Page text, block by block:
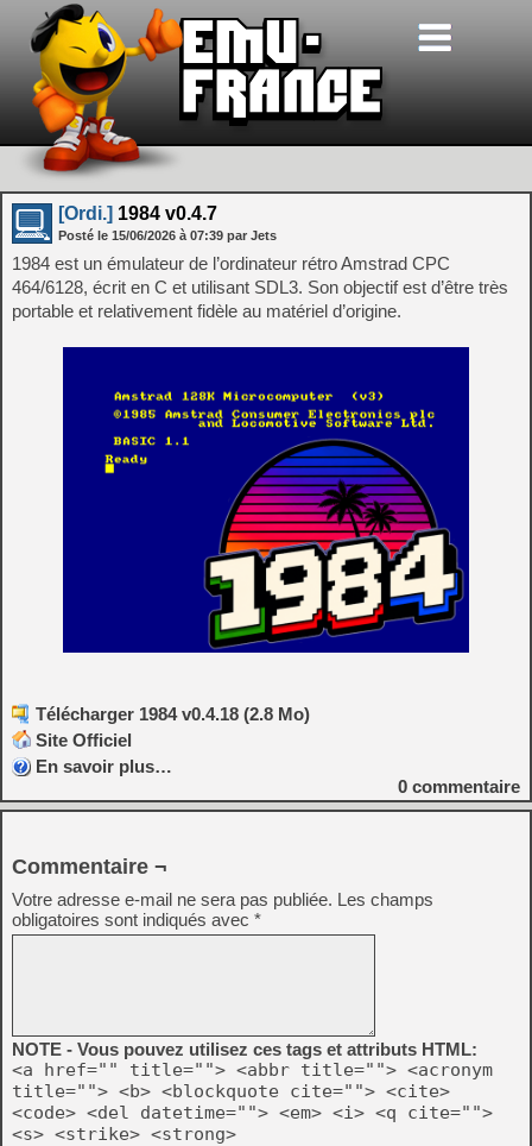
[Ordi.] 1984 v0.4.7
Posté le 15/06/2026 à 07:39 par Jets
1984 est un émulateur de l’ordinateur rétro Amstrad CPC
464/6128, écrit en C et utilisant SDL3. Son objectif est d’être très
portable et relativement fidèle au matériel d’origine.
Télécharger 1984 v0.4.18 (2.8 Mo)
Site Officiel
En savoir plus…
0 commentaire
Commentaire ¬
Votre adresse e-mail ne sera pas publiée. Les champs
obligatoires sont indiqués avec *
NOTE - Vous pouvez utilisez ces tags et attributs HTML:
<a href="" title=""> <abbr title=""> <acronym
title=""> <b> <blockquote cite=""> <cite>
<code> <del datetime=""> <em> <i> <q cite="">
<s> <strike> <strong>